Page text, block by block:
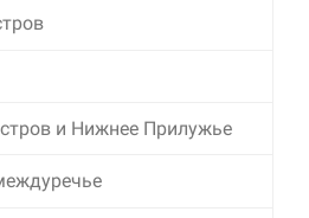
и Нижнее Прилужье